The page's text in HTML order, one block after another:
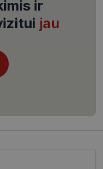
ir
jau
CookieScript